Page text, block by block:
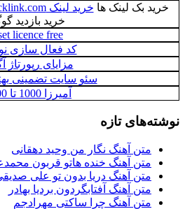
خرید بک لینک ها خرید لینک behtarinbacklink.com
خرید بازدید
licence free
کد فعال سازی نود
مزایای رپورتاژ
سئو سایت تضمینی
آمیرزا 1000 تا 1200
نوشته‌های تازه
متن آهنگ نگار من وحید دهقانی
متن آهنگ خنده هاتو قربون
متن آهنگ دریا بدون تو علی
متن آهنگ آفتابگردون بردیا بهادر
متن آهنگ چرا ساکتی مهرادجم